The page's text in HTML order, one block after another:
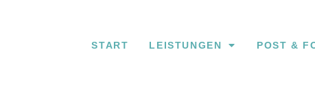
START LEISTUNGEN POST &